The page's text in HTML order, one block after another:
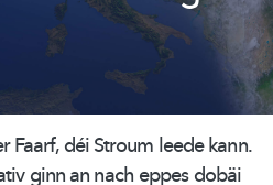
Faarf, déi Stroum leede kann.
ginn an nach eppes dobäi